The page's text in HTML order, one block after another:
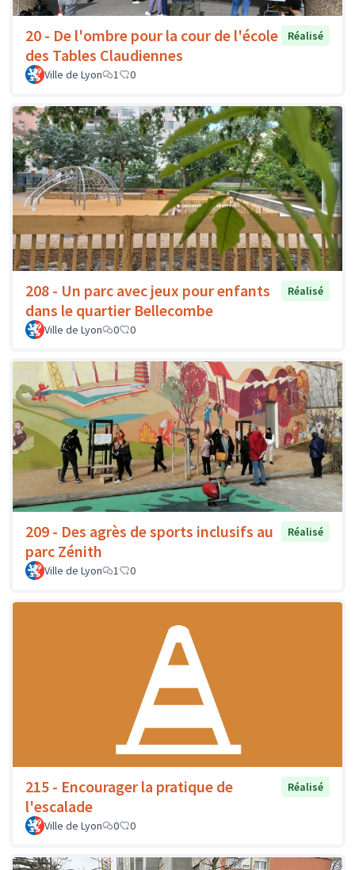
20 - De l'ombre pour la cour de l'école
des Tables Claudiennes
Réalisé
Ville de Lyon 1 0
208 - Un parc avec jeux pour enfants
dans le quartier Bellecombe
Réalisé
Ville de Lyon 0 0
209 - Des agrès de sports inclusifs au
parc Zénith
Réalisé
Ville de Lyon 1 0
215 - Encourager la pratique de
l'escalade
Réalisé
Ville de Lyon 0 0